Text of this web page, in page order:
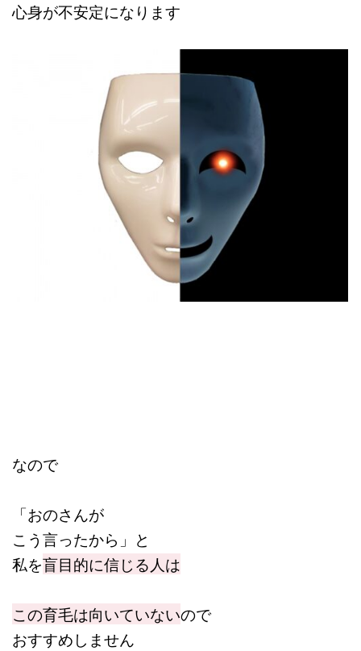
心身が不安定になります
なので
「おのさんが
こう言ったから」と
私を盲目的に信じる人は
この育毛は向いていないので
おすすめしません